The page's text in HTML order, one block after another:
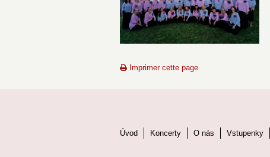
Imprimer cette page
Úvod Koncerty O nás Vstupenky